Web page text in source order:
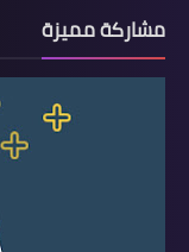
مشاركة مميزة